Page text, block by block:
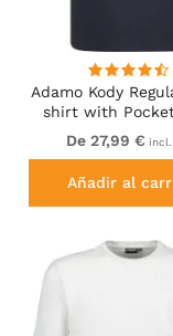
Adamo Kody
shirt with
De 27,99 € incl.
Añadir al